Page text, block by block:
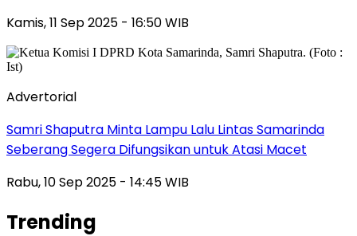
Kamis, 11 Sep 2025 - 16:50 WIB
Advertorial
Samri Shaputra Minta Lampu Lalu Lintas Samarinda
Seberang Segera Difungsikan untuk Atasi Macet
Rabu, 10 Sep 2025 - 14:45 WIB
Trending